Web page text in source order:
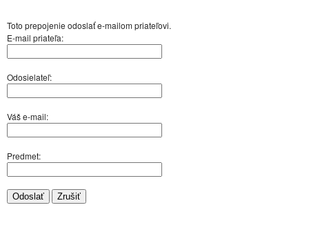
Toto prepojenie odoslať e-mailom priateľovi.
E-mail priateľa:
Odosielateľ:
Váš e-mail:
Predmet:
Odoslať Zrušiť